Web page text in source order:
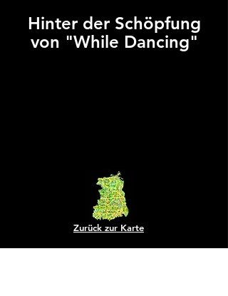
Hinter der Schöpfung
von "While Dancing"
Zurück zur Karte